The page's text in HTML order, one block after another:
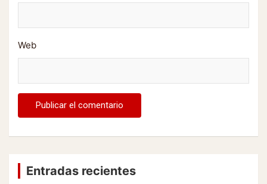
Web
Entradas recientes